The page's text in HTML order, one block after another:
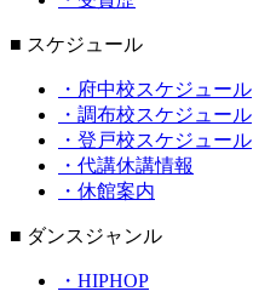
■ スケジュール
・府中校スケジュール
・調布校スケジュール
・登戸校スケジュール
・代講休講情報
・休館案内
■ ダンスジャンル
・HIPHOP